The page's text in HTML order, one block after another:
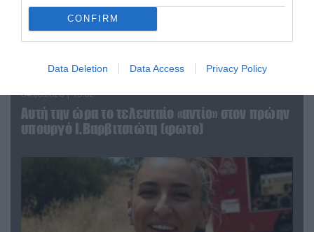
CONFIRM
Data Deletion Data Access Privacy Policy
04.08.2026 | 15:02
Αυτή την ώρα το τελευταίο «αντίο» στον πρώην
υπουργό Ι.Βαρβιτσιώτη (φωτο)